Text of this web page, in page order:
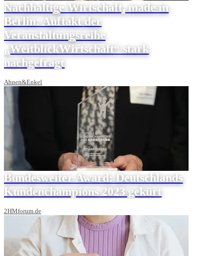
Nachhaltige Wirtschaft, made in
Berlin: Auftakt der
Veranstaltungsreihe
„WeitblickWirtschaft“ stark
nachgefragt
Ahnen&Enkel
Bundesweiter Award: Deutschlands
Kundenchampions 2023 gekürt
2HMforum.de